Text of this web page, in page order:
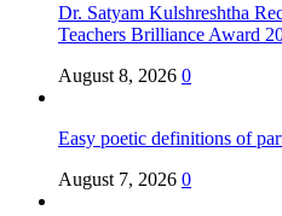
Dr. Satyam Kulshreshtha
Teachers Brilliance Award
August 8, 2026 0
Easy poetic definitions of
August 7, 2026 0